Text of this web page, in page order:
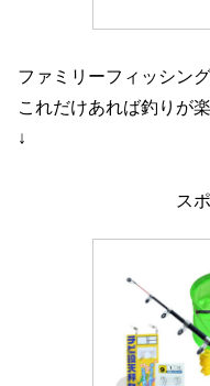
ファミリーフィッシング
これだけあれば釣りが
↓
ス